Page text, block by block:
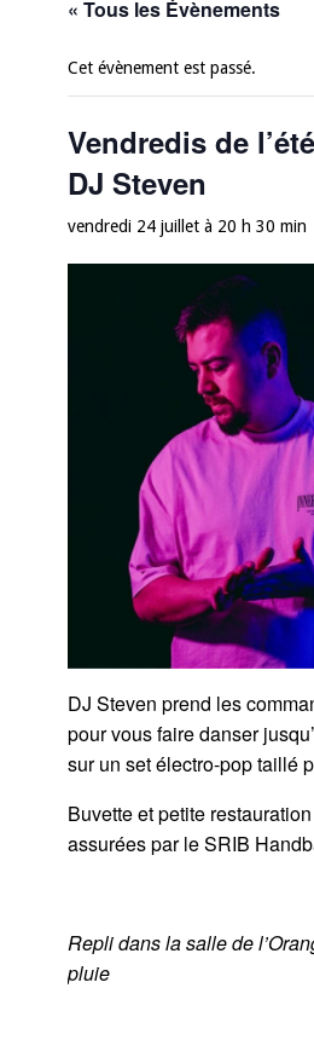
« Tous les Évènements
Cet évènement est passé.
Vendredis de
DJ Steven
vendredi 24 juillet à 20 h 30 min
DJ Steven prend les
pour vous faire danser
sur un set électro-pop taillé
Buvette et petite
assurées par le SRIB
Repli dans la salle de
pluie